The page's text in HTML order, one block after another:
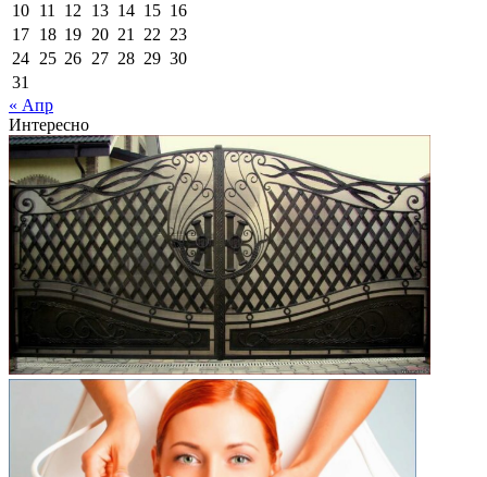
10 11 12 13 14 15 16
17 18 19 20 21 22 23
24 25 26 27 28 29 30
31
« Апр
Интересно